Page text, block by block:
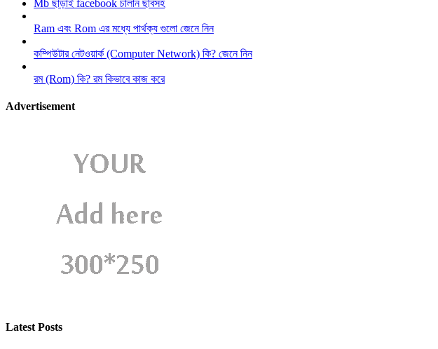
Mb ছাড়াই facebook চালান ছবিসহ
Ram এবং Rom এর মধ্যে পার্থক্য গুলো জেনে নিন
কম্পিউটার নেটওয়ার্ক (Computer Network) কি? জেনে নিন
রম (Rom) কি? রম কিভাবে কাজ করে
Advertisement
Latest Posts